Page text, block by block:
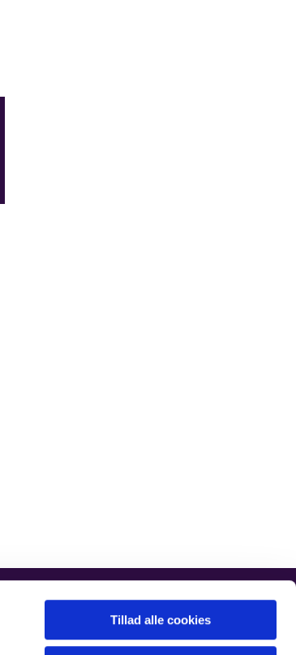
Tillad alle cookies